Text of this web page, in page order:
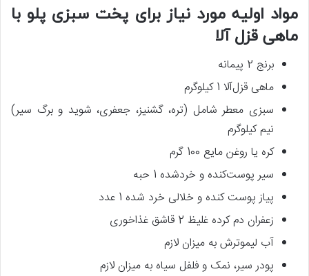
مواد اولیه مورد نیاز برای پخت سبزی پلو با
ماهی قزل آلا
برنج 2 پیمانه
ماهی قزل‌آلا 1 کیلوگرم
سبزی معطر شامل (تره، گشنیز، جعفری، شوید و برگ سیر)
نیم کیلوگرم
کره یا روغن مایع 100 گرم
سیر پوست‌کنده و خردشده 1 حبه
پیاز پوست کنده و خلالی خرد شده 1 عدد
زعفران دم کرده غلیظ 2 قاشق غذاخوری
آب لیموترش به میزان لازم
پودر سیر، نمک و فلفل سیاه به میزان لازم